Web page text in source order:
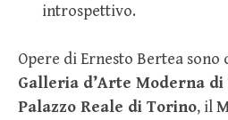
introspettivo.
Opere di Ernesto Bertea sono
Galleria d’Arte Moderna di
Palazzo Reale di Torino, il